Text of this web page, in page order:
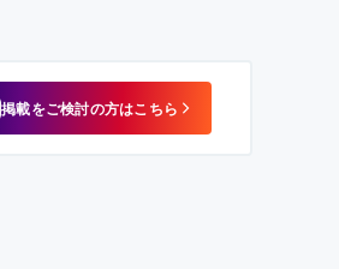
掲載をご検討の方はこちら